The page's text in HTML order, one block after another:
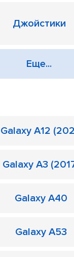
Джойстики
Еще...
Galaxy A12
Galaxy A3
Galaxy A40
Galaxy A53